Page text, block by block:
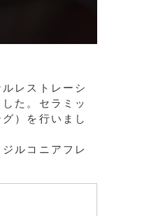
レストレーシ
た。セラミッ
）を行いまし
ルコニアフレ